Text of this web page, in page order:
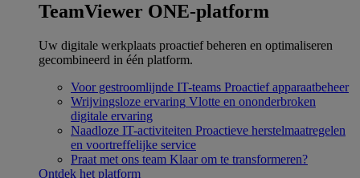
TeamViewer ONE-platform
Uw digitale werkplaats proactief beheren en optimaliseren
gecombineerd in één platform.
Voor gestroomlijnde IT-teams Proactief apparaatbeheer
Wrijvingsloze ervaring Vlotte en ononderbroken
digitale ervaring
Naadloze IT-activiteiten Proactieve herstelmaatregelen
en voortreffelijke service
Praat met ons team Klaar om te transformeren?
Ontdek het platform